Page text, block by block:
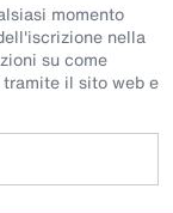
momento
nella
su come
il sito web e